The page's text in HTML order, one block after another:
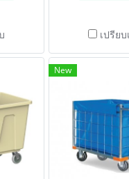
เปรีย
New